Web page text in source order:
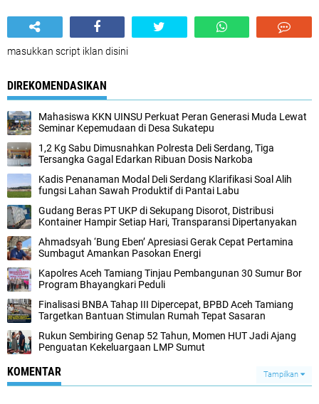
masukkan script iklan disini
DIREKOMENDASIKAN
Mahasiswa KKN UINSU Perkuat Peran Generasi Muda Lewat
Seminar Kepemudaan di Desa Sukatepu
1,2 Kg Sabu Dimusnahkan Polresta Deli Serdang, Tiga
Tersangka Gagal Edarkan Ribuan Dosis Narkoba
Kadis Penanaman Modal Deli Serdang Klarifikasi Soal Alih
fungsi Lahan Sawah Produktif di Pantai Labu
Gudang Beras PT UKP di Sekupang Disorot, Distribusi
Kontainer Hampir Setiap Hari, Transparansi Dipertanyakan
Ahmadsyah ‘Bung Eben’ Apresiasi Gerak Cepat Pertamina
Sumbagut Amankan Pasokan Energi
Kapolres Aceh Tamiang Tinjau Pembangunan 30 Sumur Bor
Program Bhayangkari Peduli
Finalisasi BNBA Tahap III Dipercepat, BPBD Aceh Tamiang
Targetkan Bantuan Stimulan Rumah Tepat Sasaran
Rukun Sembiring Genap 52 Tahun, Momen HUT Jadi Ajang
Penguatan Kekeluargaan LMP Sumut
KOMENTAR Tampilkan